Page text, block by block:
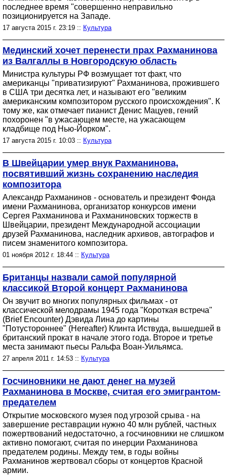
последнее время "совершенно неправильно
позиционируется на Западе.
17 августа 2015 г. 23:19 :: Культура
Мединский хочет перенести прах Рахманинова
из Валгаллы в Новгородскую область
Министра культуры РФ возмущает тот факт, что
американцы "приватизируют" Рахманинова, прожившего
в США три десятка лет, и называют его "великим
американским композитором русского происхождения". К
тому же, как отмечает пианист Денис Мацуев, гений
похоронен "в ужасающем месте, на ужасающем
кладбище под Нью-Йорком".
17 августа 2015 г. 10:03 :: Культура
В Швейцарии умер внук Рахманинова,
посвятивший жизнь сохранению наследия
композитора
Александр Рахманинов - основатель и президент Фонда
имени Рахманинова, организатор конкурсов имени
Сергея Рахманинова и Рахманиновских торжеств в
Швейцарии, президент Международной ассоциации
друзей Рахманинова, наследник архивов, автографов и
писем знаменитого композитора.
01 ноября 2012 г. 18:44 :: Культура
Британцы назвали самой популярной
классикой Второй концерт Рахманинова
Он звучит во многих популярных фильмах - от
классической мелодрамы 1945 года "Короткая встреча"
(Brief Encounter) Дэвида Лина до картины
"Потустороннее" (Hereafter) Клинта Иствуда, вышедшей в
британский прокат в начале этого года. Второе и третье
места занимают пьесы Ральфа Воан-Уильямса.
27 апреля 2011 г. 14:53 :: Культура
Госчиновники не дают денег на музей
Рахманинова в Москве, считая его эмигрантом-
предателем
Открытие московского музея под угрозой срыва - на
завершение реставрации нужно 40 млн рублей, частных
пожертвований недостаточно, а госчиновники не слишком
активно помогают, считая по инерции Рахманинова
предателем родины. Между тем, в годы войны
Рахманинов жертвовал сборы от концертов Красной
армии.